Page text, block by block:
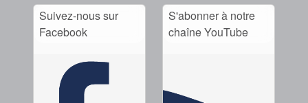
Suivez-nous sur
Facebook
S'abonner à notre
chaîne YouTube